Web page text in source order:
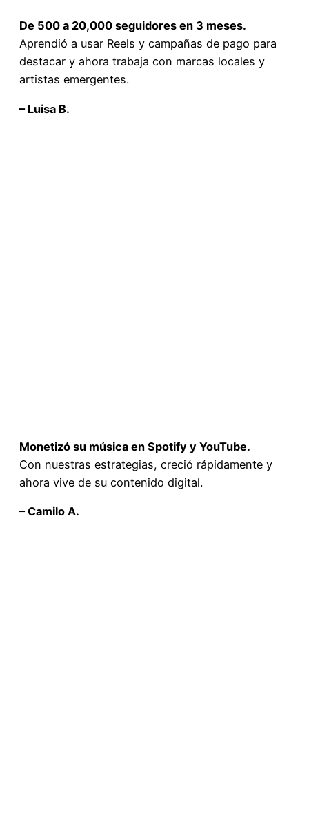
De 500 a 20,000 seguidores en 3 meses.
Aprendió a usar Reels y campañas de pago para
destacar y ahora trabaja con marcas locales y
artistas emergentes.
– Luisa B.
Monetizó su música en Spotify y YouTube.
Con nuestras estrategias, creció rápidamente y
ahora vive de su contenido digital.
– Camilo A.